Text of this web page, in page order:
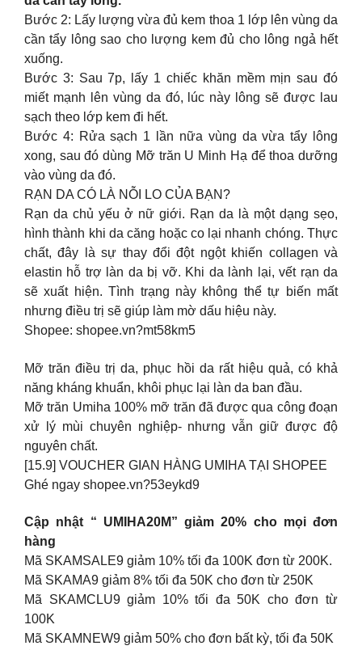
Bước 2: Lấy lượng vừa đủ kem thoa 1 lớp lên vùng da
cần tẩy lông sao cho lượng kem đủ cho lông ngả hết
xuống.
Bước 3: Sau 7p, lấy 1 chiếc khăn mềm mịn sau đó
miết mạnh lên vùng da đó, lúc này lông sẽ được lau
sạch theo lớp kem đi hết.
Bước 4: Rửa sạch 1 lần nữa vùng da vừa tẩy lông
xong, sau đó dùng Mỡ trăn U Minh Hạ để thoa dưỡng
vào vùng da đó.
RẠN DA CÓ LÀ NỖI LO CỦA BẠN?
Rạn da chủ yếu ở nữ giới. Rạn da là một dạng sẹo,
hình thành khi da căng hoặc co lại nhanh chóng. Thực
chất, đây là sự thay đổi đột ngột khiến collagen và
elastin hỗ trợ làn da bị vỡ. Khi da lành lại, vết rạn da
sẽ xuất hiện. Tình trạng này không thể tự biến mất
nhưng điều trị sẽ giúp làm mờ dấu hiệu này.
Shopee: shopee.vn?mt58km5
Mỡ trăn điều trị da, phục hồi da rất hiệu quả, có khả
năng kháng khuẩn, khôi phục lại làn da ban đầu.
Mỡ trăn Umiha 100% mỡ trăn đã được qua công đoạn
xử lý mùi chuyên nghiệp- nhưng vẫn giữ được độ
nguyên chất.
[15.9] VOUCHER GIAN HÀNG UMIHA TẠI SHOPEE
Ghé ngay shopee.vn?53eykd9
Cập nhật “ UMIHA20M” giảm 20% cho mọi đơn
hàng
Mã SKAMSALE9 giảm 10% tối đa 100K đơn từ 200K.
Mã SKAMA9 giảm 8% tối đa 50K cho đơn từ 250K
Mã SKAMCLU9 giảm 10% tối đa 50K cho đơn từ
100K
Mã SKAMNEW9 giảm 50% cho đơn bất kỳ, tối đa 50K